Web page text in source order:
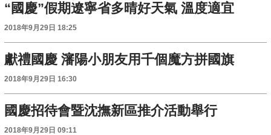
“國慶”假期遼寧省多晴好天氣 溫度適宜
2018年9月29日 18:25
獻禮國慶 瀋陽小朋友用千個魔方拼國旗
2018年9月29日 16:30
國慶招待會暨沈撫新區推介活動舉行
2018年9月29日 09:11